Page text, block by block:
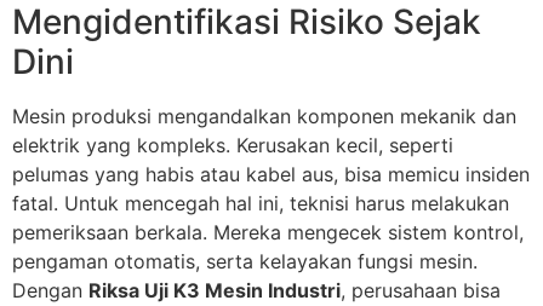
Mengidentifikasi Risiko Sejak
Dini
Mesin produksi mengandalkan komponen mekanik dan
elektrik yang kompleks. Kerusakan kecil, seperti
pelumas yang habis atau kabel aus, bisa memicu insiden
fatal. Untuk mencegah hal ini, teknisi harus melakukan
pemeriksaan berkala. Mereka mengecek sistem kontrol,
pengaman otomatis, serta kelayakan fungsi mesin.
Dengan Riksa Uji K3 Mesin Industri, perusahaan bisa